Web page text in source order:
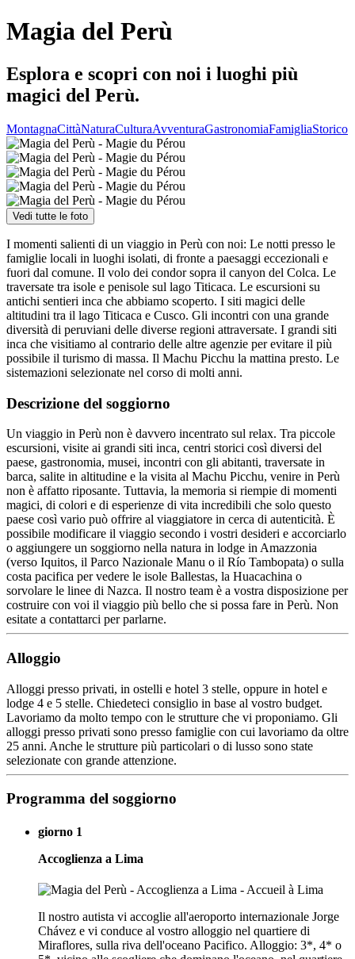
Magia del Perù
Esplora e scopri con noi i luoghi più
magici del Perù.
MontagnaCittàNaturaCulturaAvventuraGastronomiaFamigliaStorico
Vedi tutte le foto
I momenti salienti di un viaggio in Perù con noi: Le notti presso le
famiglie locali in luoghi isolati, di fronte a paesaggi eccezionali e
fuori dal comune. Il volo dei condor sopra il canyon del Colca. Le
traversate tra isole e penisole sul lago Titicaca. Le escursioni su
antichi sentieri inca che abbiamo scoperto. I siti magici delle
altitudini tra il lago Titicaca e Cusco. Gli incontri con una grande
diversità di peruviani delle diverse regioni attraversate. I grandi siti
inca che visitiamo al contrario delle altre agenzie per evitare il più
possibile il turismo di massa. Il Machu Picchu la mattina presto. Le
sistemazioni selezionate nel corso di molti anni.
Descrizione del soggiorno
Un viaggio in Perù non è davvero incentrato sul relax. Tra piccole
escursioni, visite ai grandi siti inca, centri storici così diversi del
paese, gastronomia, musei, incontri con gli abitanti, traversate in
barca, salite in altitudine e la visita al Machu Picchu, venire in Perù
non è affatto riposante. Tuttavia, la memoria si riempie di momenti
magici, di colori e di esperienze di vita incredibili che solo questo
paese così vario può offrire al viaggiatore in cerca di autenticità. È
possibile modificare il viaggio secondo i vostri desideri e accorciarlo
o aggiungere un soggiorno nella natura in lodge in Amazzonia
(verso Iquitos, il Parco Nazionale Manu o il Río Tambopata) o sulla
costa pacifica per vedere le isole Ballestas, la Huacachina o
sorvolare le linee di Nazca. Il nostro team è a vostra disposizione per
costruire con voi il viaggio più bello che si possa fare in Perù. Non
esitate a contattarci per parlarne.
Alloggio
Alloggi presso privati, in ostelli e hotel 3 stelle, oppure in hotel e
lodge 4 e 5 stelle. Chiedeteci consiglio in base al vostro budget.
Lavoriamo da molto tempo con le strutture che vi proponiamo. Gli
alloggi presso privati sono presso famiglie con cui lavoriamo da oltre
25 anni. Anche le strutture più particolari o di lusso sono state
selezionate con grande attenzione.
Programma del soggiorno
giorno 1
Accoglienza a Lima
Il nostro autista vi accoglie all'aeroporto internazionale Jorge
Chávez e vi conduce al vostro alloggio nel quartiere di
Miraflores, sulla riva dell'oceano Pacifico. Alloggio: 3*, 4* o